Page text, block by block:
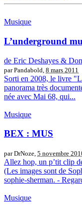
Musique
L’underground
de Eric Deshayes &
par Pandabold, 8 mars 2011
Sorti en 2008, le livre
panorama très
née avec Mai 68, qui...
Musique
BEX : MUS
par DrNoze, 5 novembre
Allez hop, un p’tit clip
(Les images sont de
sophie-sherman. -
Musique